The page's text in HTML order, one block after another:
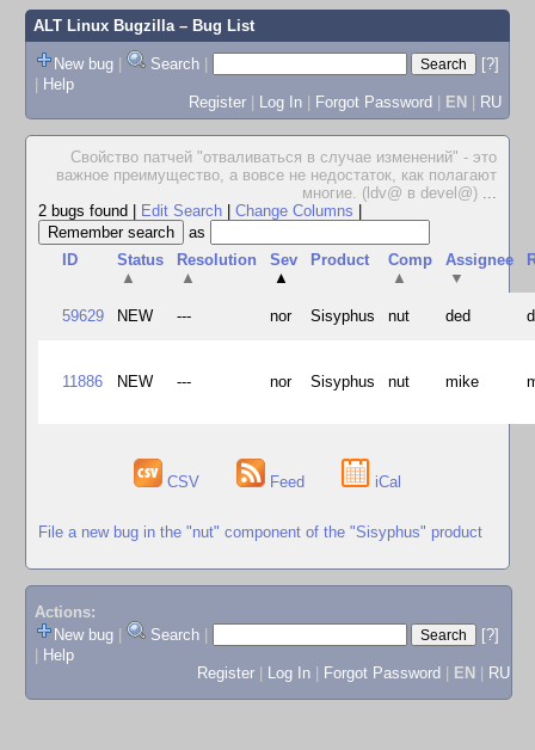
ALT Linux Bugzilla– Bug List
New bug | Search |
[?]
| Help
Register | Log In | Forgot Password | EN | RU
Свойство патчей "отваливаться в случае изменений" - это
важное преимущество, а вовсе не недостаток, как полагают
многие. (ldv@ в devel@) ...
2 bugs found
Edit Search Change Columns
as
ID
Status
▲
Resolution
▲
Sev
▲
Product
Comp
▲
Assignee
▼
59629 NEW --- nor Sisyphus nut ded
11886 NEW --- nor Sisyphus nut mike
CSV Feed iCal
File a new bug in the "nut" component of the "Sisyphus" product
Actions:
New bug
Search
[?]
Help
Register
Log In Forgot Password EN RU